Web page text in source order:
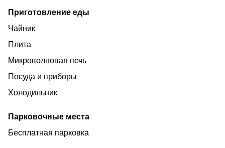
Приготовление еды
Чайник
Плита
Микроволновая печь
Посуда и приборы
Холодильник
Парковочные места
Бесплатная парковка